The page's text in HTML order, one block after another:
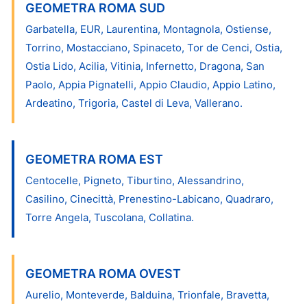
GEOMETRA ROMA SUD
Garbatella, EUR, Laurentina, Montagnola, Ostiense,
Torrino, Mostacciano, Spinaceto, Tor de Cenci, Ostia,
Ostia Lido, Acilia, Vitinia, Infernetto, Dragona, San
Paolo, Appia Pignatelli, Appio Claudio, Appio Latino,
Ardeatino, Trigoria, Castel di Leva, Vallerano.
GEOMETRA ROMA EST
Centocelle, Pigneto, Tiburtino, Alessandrino,
Casilino, Cinecittà, Prenestino-Labicano, Quadraro,
Torre Angela, Tuscolana, Collatina.
GEOMETRA ROMA OVEST
Aurelio, Monteverde, Balduina, Trionfale, Bravetta,